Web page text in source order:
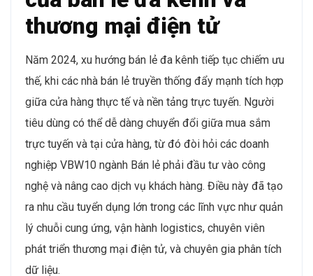
thương mại điện tử
Năm 2024, xu hướng bán lẻ đa kênh tiếp tục chiếm ưu
thế, khi các nhà bán lẻ truyền thống đẩy mạnh tích hợp
giữa cửa hàng thực tế và nền tảng trực tuyến. Người
tiêu dùng có thể dễ dàng chuyển đổi giữa mua sắm
trực tuyến và tại cửa hàng, từ đó đòi hỏi các doanh
nghiệp VBW10 ngành Bán lẻ phải đầu tư vào công
nghệ và nâng cao dịch vụ khách hàng. Điều này đã tạo
ra nhu cầu tuyển dụng lớn trong các lĩnh vực như quản
lý chuỗi cung ứng, vận hành logistics, chuyên viên
phát triển thương mại điện tử, và chuyên gia phân tích
dữ liệu.